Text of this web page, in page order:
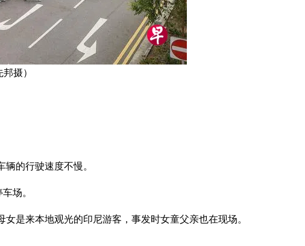
摄）
的行驶速度不慢。
场。
是来本地观光的印尼游客，事发时女童父亲也在现场。